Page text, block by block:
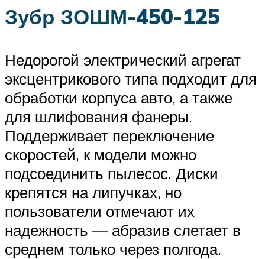
Зубр ЗОШМ-450-125
Недорогой электрический агрегат
эксцентрикового типа подходит для
обработки корпуса авто, а также
для шлифования фанеры.
Поддерживает переключение
скоростей, к модели можно
подсоединить пылесос. Диски
крепятся на липучках, но
пользователи отмечают их
надежность — абразив слетает в
среднем только через полгода.